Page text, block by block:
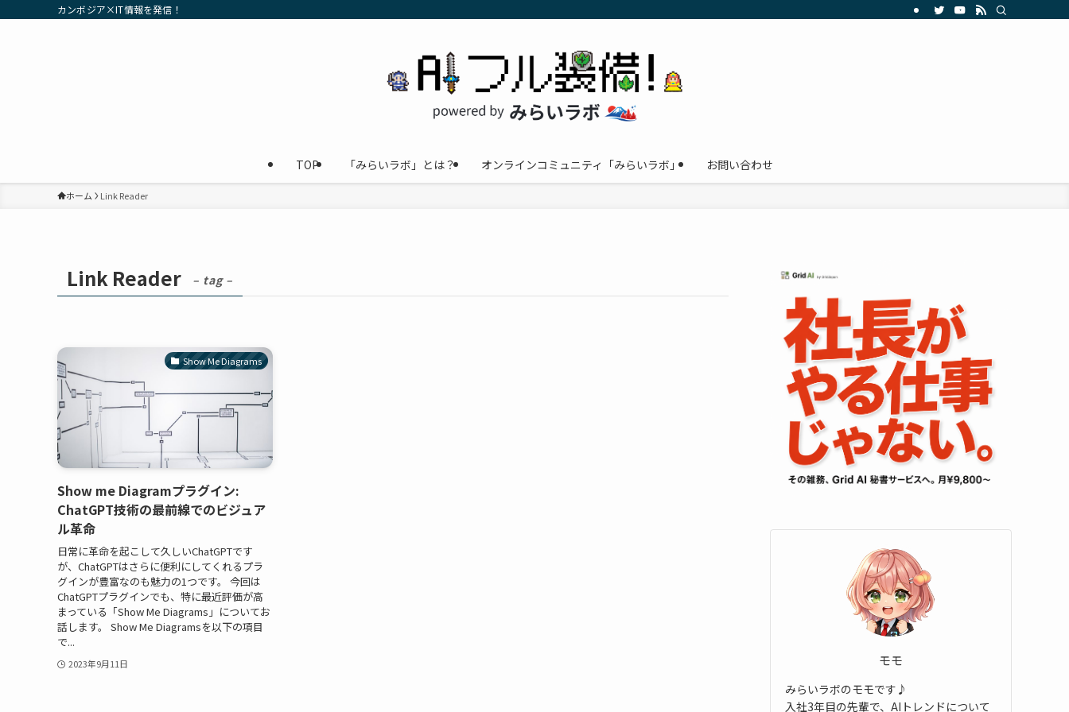
カンボジア×IT情報を発信！
TOP 「みらいラボ」とは？ オンラインコミュニティ「みらいラボ」 お問い合わせ
ホーム Link Reader
Link Reader – tag –
Show Me Diagrams
Show me Diagramプラグイン:
ChatGPT技術の最前線でのビジュア
ル革命
日常に革命を起こして久しいChatGPTです
が、ChatGPTはさらに便利にしてくれるプラ
グインが豊富なのも魅力の1つです。 今回は
ChatGPTプラグインでも、特に最近評価が高
まっている「Show Me Diagrams」についてお
話します。 Show Me Diagramsを以下の項目
で...
2023年9月11日 モモ
みらいラボのモモです♪
入社3年目の先輩で、AIトレンドについて